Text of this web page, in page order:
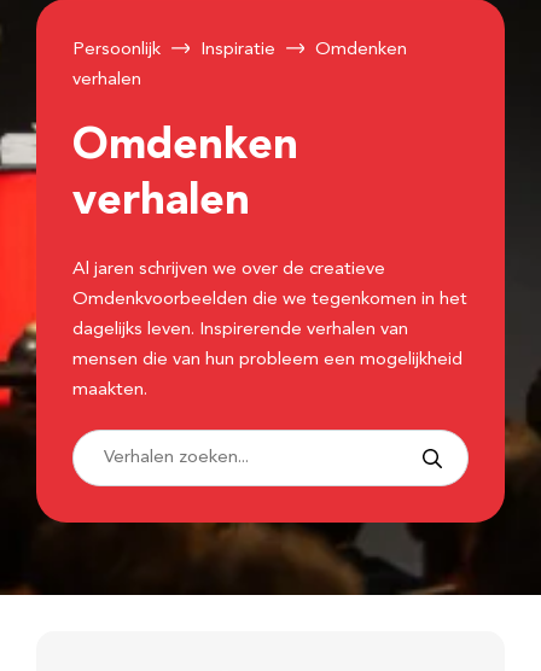
Persoonlijk Inspiratie
Omdenken
verhalen
Omdenken
verhalen
Al jaren schrijven we over de creatieve
Omdenkvoorbeelden die we tegenkomen in het
dagelijks leven. Inspirerende verhalen van
mensen die van hun probleem een mogelijkheid
maakten.